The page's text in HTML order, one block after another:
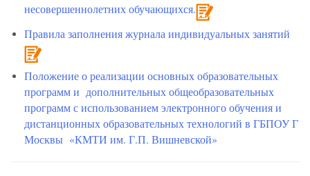
несовершеннолетних обучающихся.
Правила заполнения журнала индивидуальных занятий
Положение о реализации основных образовательных
программ и дополнительных общеобразовательных
программ с использованием электронного обучения и
дистанционных образовательных технологий в ГБПОУ Г
Москвы «КМТИ им. Г.П. Вишневской»